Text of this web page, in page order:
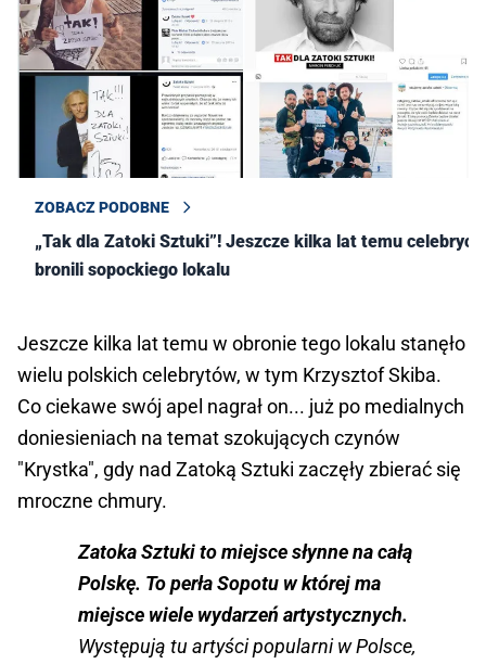
ZOBACZ PODOBNE
„Tak dla Zatoki Sztuki”! Jeszcze kilka lat temu celebryci
bronili sopockiego lokalu
Jeszcze kilka lat temu w obronie tego lokalu stanęło
wielu polskich celebrytów, w tym Krzysztof Skiba.
Co ciekawe swój apel nagrał on... już po medialnych
doniesieniach na temat szokujących czynów
"Krystka", gdy nad Zatoką Sztuki zaczęły zbierać się
mroczne chmury.
Zatoka Sztuki to miejsce słynne na całą
Polskę. To perła Sopotu w której ma
miejsce wiele wydarzeń artystycznych.
Występują tu artyści popularni w Polsce,